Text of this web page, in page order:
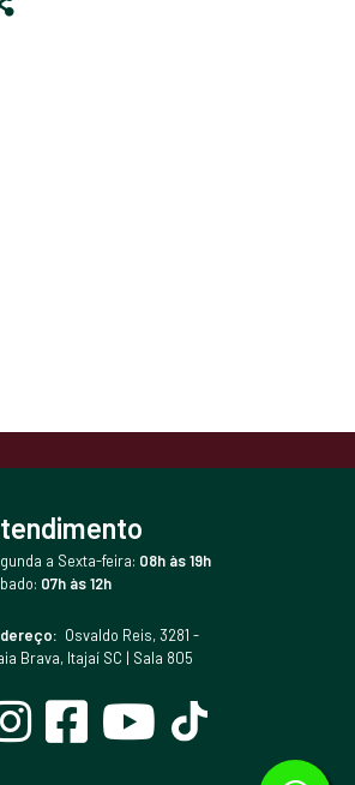
a Sexta-feira: 08h às 19h
07h às 12h
Osvaldo Reis, 3281 -
Brava, Itajaí SC | Sala 805